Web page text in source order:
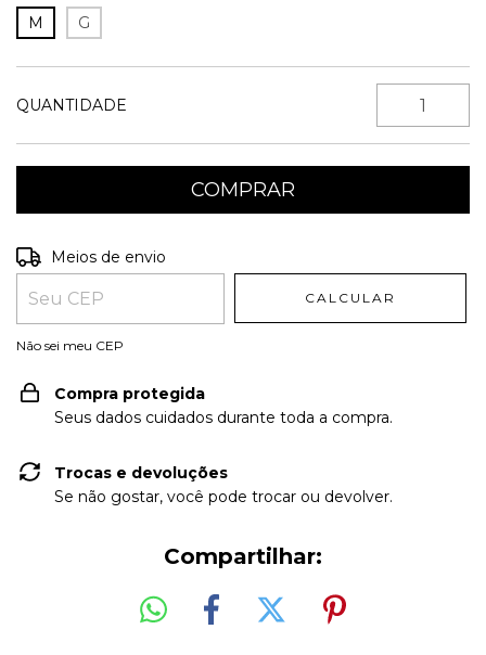
M
G
QUANTIDADE
Entregas para o CEP:
Meios de envio
CALCULAR
Não sei meu CEP
Compra protegida
Seus dados cuidados durante toda a compra.
Trocas e devoluções
Se não gostar, você pode trocar ou devolver.
Compartilhar: